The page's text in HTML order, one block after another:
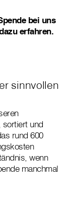
bei uns
erfahren.
sinnvollen
sortiert und
rund 600
wenn
manchmal